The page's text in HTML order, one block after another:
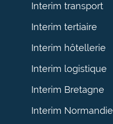
Interim transport
Interim tertiaire
Interim hôtellerie
Interim logistique
Interim Bretagne
Interim Normandie